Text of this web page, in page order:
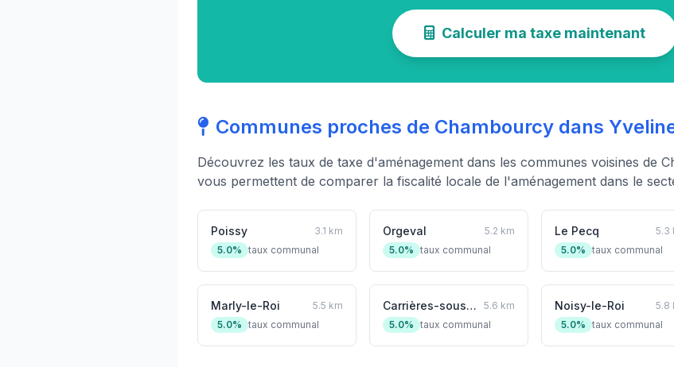
Calculer ma taxe maintenant
Communes proches de Chambourcy dans
Découvrez les taux de taxe d'aménagement dans les communes voisines de
vous permettent de comparer la fiscalité locale de l'aménagement dans le
Poissy
3.1 km
5.0% taux communal
Orgeval
5.2 km
5.0% taux communal
Le Pecq
5.3
5.0% taux communal
Marly-le-Roi
5.5 km
5.0% taux communal
Carrières-sous-Poissy
5.6 km
5.0% taux communal
Noisy-le-Roi
5.8
5.0% taux communal